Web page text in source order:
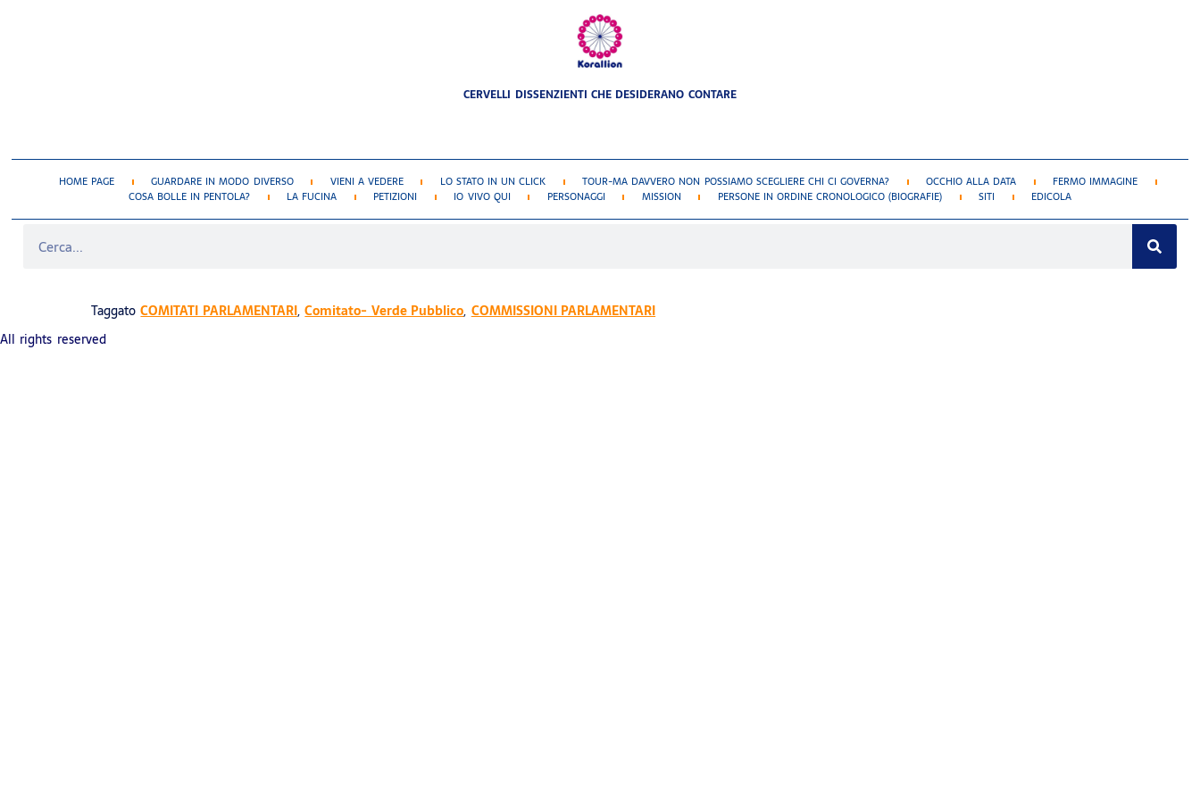
CERVELLI DISSENZIENTI CHE DESIDERANO CONTARE
HOME PAGE GUARDARE IN MODO DIVERSO VIENI A VEDERE LO STATO IN UN CLICK TOUR-MA DAVVERO NON POSSIAMO SCEGLIERE CHI CI GOVERNA? OCCHIO ALLA DATA
FERMO IMMAGINE
COSA BOLLE IN PENTOLA?
LA FUCINA PETIZIONI IO VIVO QUI PERSONAGGI MISSION PERSONE IN ORDINE CRONOLOGICO (BIOGRAFIE) SITI EDICOLA
TaggatoCOMITATI PARLAMENTARI,Comitato- Verde Pubblico,COMMISSIONI PARLAMENTARI
All rights reserved